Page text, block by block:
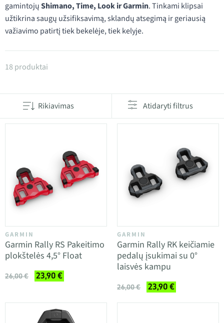
gamintojųShimano, Time, Look ir Garmin. Tinkami klipsai
užtikrina saugų užsifiksavimą, sklandų atsegimą ir geriausią
važiavimo patirtį tiek bekelėje, tiek kelyje.
Produktai kategorijoje Pedalų apkabos
18 produktai
Rikiavimas Atidaryti filtrus
GARMIN
Garmin Rally RS Pakeitimo
plokštelės 4,5° Float
26,00 € 23,90 €
GARMIN
Garmin Rally RK keičiamie
pedalų įsukimai su 0°
laisvės kampu
26,00 € 23,90 €